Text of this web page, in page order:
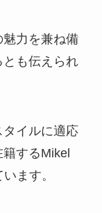
力を兼ね備
とも伝えられ
イルに適応
するMikel
ます。